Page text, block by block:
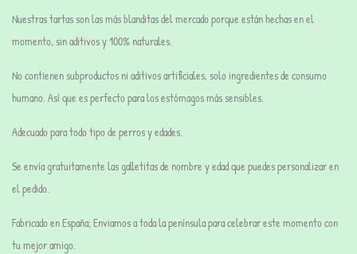
Nuestras tartas sonlas más blanditasdel mercado porque están hechas en el
momento, sin aditivos y 100% naturales.
No contienen subproductos ni aditivos artificiales, solo ingredientes de consumo
humano. Así que es perfecto para los estómagos más sensibles.
Adecuado para todo tipo de perros y edades.
Se envía gratuitamente las galletitas de nombre y edad que puedes personalizar en
el pedido.
Fabricado en España; Enviamos a toda la península para celebrar este momento con
tu mejor amigo.